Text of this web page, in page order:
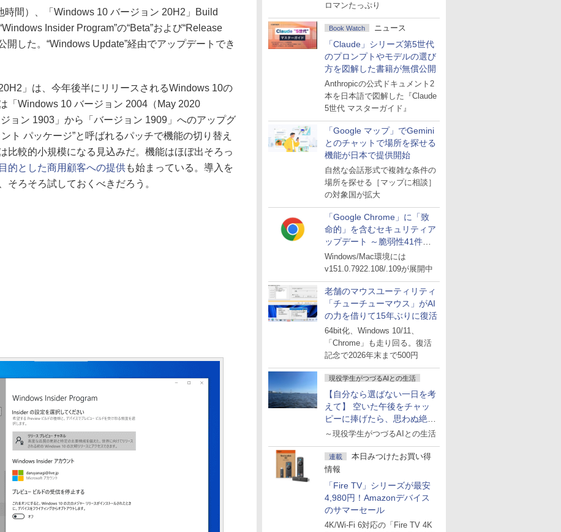
ロマンたっぷり
Book Watch ニュース
「Claude」シリーズ第5世代
のプロンプトやモデルの選び
方を図解した書籍が無償公開
Anthropicの公式ドキュメント2
本を日本語で図解した『Claude
5世代 マスターガイド』
「Google マップ」でGemini
とのチャットで場所を探せる
機能が日本で提供開始
自然な会話形式で複雑な条件の
場所を探せる［マップに相談］
の対象国が拡大
「Google Chrome」に「致
命的」を含むセキュリティア
ップデート ～脆弱性41件に
対処
Windows/Mac環境には
v151.0.7922.108/.109が展開中
老舗のマウスユーティリティ
「チューチューマウス」がAI
の力を借りて15年ぶりに復活
64bit化、Windows 10/11、
「Chrome」も走り回る。復活
記念で2026年末まで500円
現役学生がつづるAIとの生活
【自分なら選ばない一日を考
えて】 空いた午後をチャッ
ピーに捧げたら、思わぬ絶景
に出会った話
～現役学生がつづるAIとの生活
連載
本日みつけたお買い得
情報
「Fire TV」シリーズが最安
4,980円！Amazonデバイス
のサマーセール
4K/Wi-Fi 6対応の「Fire TV 4K
間）、「Windows 10 バージョン 20H2」Build
Insider Program”の“Beta”および“Release
開した。“Windows Update”経由でアップデートでき
」は、今年後半にリリースされるWindows 10の
「Windows 10 バージョン 2004（May 2020
ョン 1903」から「バージョン 1909」へのアップグ
ト パッケージ”と呼ばれるパッチで機能の切り替え
比較的小規模になる見込みだ。機能はほぼ出そろっ
的とした商用顧客への提供も始まっている。導入を
そろそろ試しておくべきだろう。